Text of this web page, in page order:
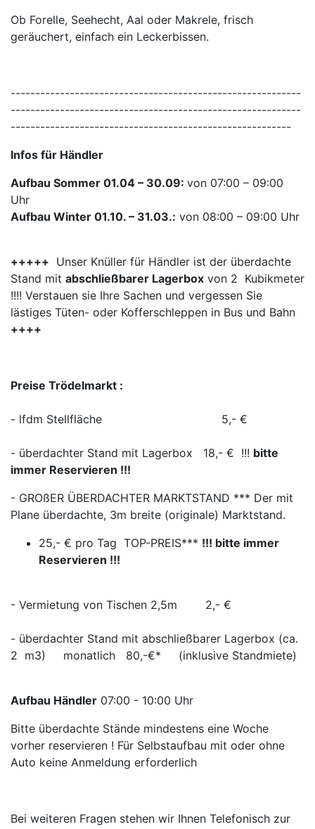
Ob Forelle, Seehecht, Aal oder Makrele, frisch
geräuchert, einfach ein Leckerbissen.
-----------------------------------------------------------
-----------------------------------------------------------
---------------------------------------------------------
Infos für Händler
Aufbau Sommer 01.04 – 30.09: von 07:00 – 09:00
Uhr
Aufbau Winter 01.10. – 31.03.: von 08:00 – 09:00 Uhr
+++++ Unser Knüller für Händler ist der überdachte
Stand mit abschließbarer Lagerbox von 2 Kubikmeter
!!!! Verstauen sie Ihre Sachen und vergessen Sie
lästiges Tüten- oder Kofferschleppen in Bus und Bahn
++++
Preise Trödelmarkt :
- lfdm Stellfläche 5,- €
- überdachter Stand mit Lagerbox 18,- € !!! bitte
immer Reservieren !!!
- GROßER ÜBERDACHTER MARKTSTAND *** Der mit
Plane überdachte, 3m breite (originale) Marktstand.
25,- € pro Tag TOP-PREIS*** !!! bitte immer
Reservieren !!!
- Vermietung von Tischen 2,5m 2,- €
- überdachter Stand mit abschließbarer Lagerbox (ca.
2 m3) monatlich 80,-€* (inklusive Standmiete)
Aufbau Händler 07:00 - 10:00 Uhr
Bitte überdachte Stände mindestens eine Woche
vorher reservieren ! Für Selbstaufbau mit oder ohne
Auto keine Anmeldung erforderlich
Bei weiteren Fragen stehen wir Ihnen Telefonisch zur